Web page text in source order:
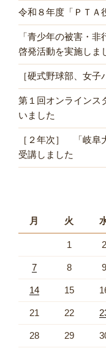
令和８年度「ＰＴＡ
「青少年の被害・
啓発活動を実施しま
［硬式野球部、女
第１回オンラインス
いました
［２年次］ 「岐阜
受講しました
月
火
1 2
7 8 9
14 15
21 22
28 29